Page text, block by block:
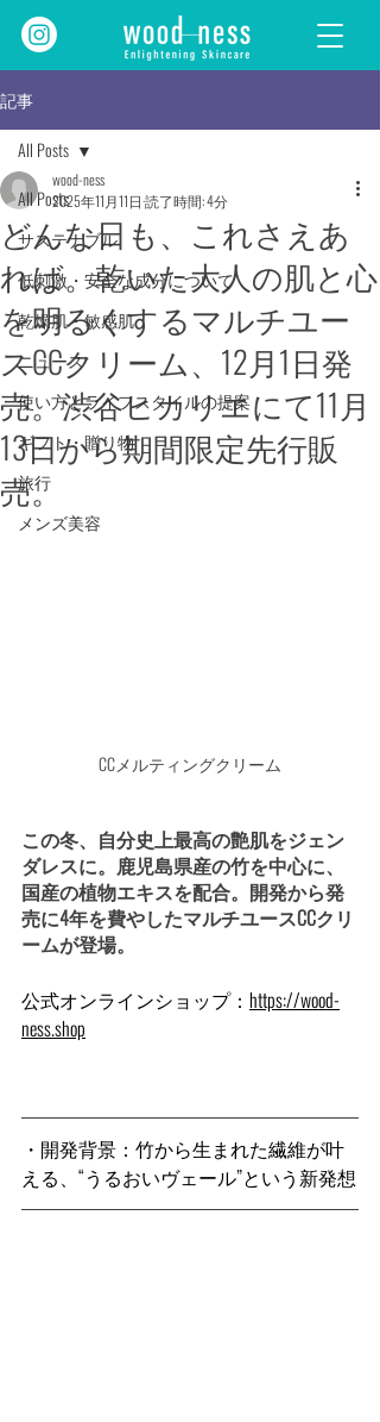
記事
All Posts
サステナブル
低刺激・安全な成分について
乾燥肌・敏感肌
ニュース
使い方とライフスタイルの提案
ギフト・贈り物
旅行
メンズ美容
All Posts
どんな日も、これさえあ
れば。乾いた大人の肌と心
を明るくするマルチユー
スCCクリーム、12月1日発
売。渋谷ヒカリエにて11月
13日から期間限定先行販
売。
wood-ness
2025年11月11日 読了時間: 4分
CCメルティングクリーム
この冬、自分史上最高の艶肌をジェン
ダレスに。鹿児島県産の竹を中心に、
国産の植物エキスを配合。開発から発
売に4年を費やしたマルチユースCCクリ
ームが登場。
公式オンラインショップ： https://wood-
ness.shop
・開発背景：竹から生まれた繊維が叶
える、“うるおいヴェール”という新発想